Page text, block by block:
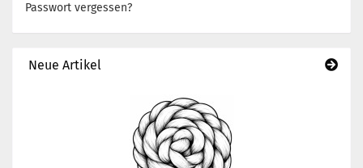
Passwort vergessen?
Neue Artikel